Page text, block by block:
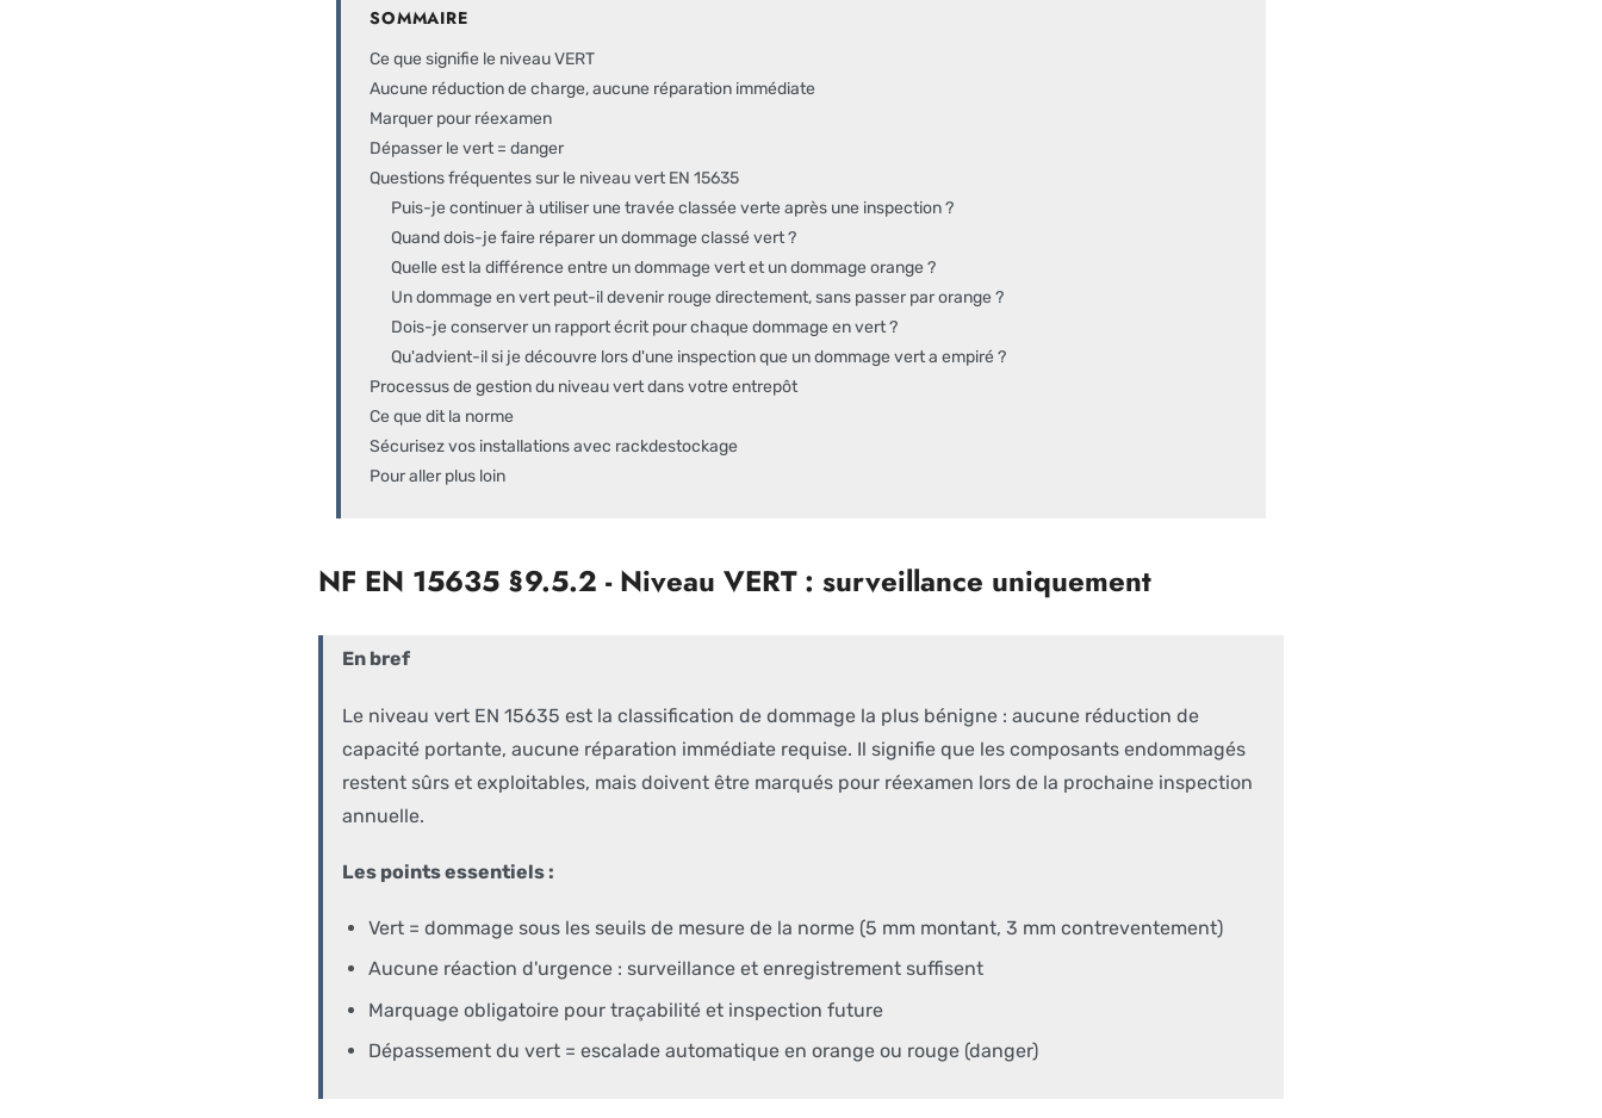
SOMMAIRE
Ce que signifie le niveau VERT
Aucune réduction de charge, aucune réparation immédiate
Marquer pour réexamen
Dépasser le vert = danger
Questions fréquentes sur le niveau vert EN 15635
Puis-je continuer à utiliser une travée classée verte après une inspection ?
Quand dois-je faire réparer un dommage classé vert ?
Quelle est la différence entre un dommage vert et un dommage orange ?
Un dommage en vert peut-il devenir rouge directement, sans passer par orange ?
Dois-je conserver un rapport écrit pour chaque dommage en vert ?
Qu'advient-il si je découvre lors d'une inspection que un dommage vert a empiré ?
Processus de gestion du niveau vert dans votre entrepôt
Ce que dit la norme
Sécurisez vos installations avec rackdestockage
Pour aller plus loin
NF EN 15635 §9.5.2 - Niveau VERT : surveillance uniquement
En bref
Le niveau vert EN 15635 est la classification de dommage la plus bénigne : aucune réduction de
capacité portante, aucune réparation immédiate requise. Il signifie que les composants endommagés
restent sûrs et exploitables, mais doivent être marqués pour réexamen lors de la prochaine inspection
annuelle.
Les points essentiels :
Vert = dommage sous les seuils de mesure de la norme (5 mm montant, 3 mm contreventement)
Aucune réaction d'urgence : surveillance et enregistrement suffisent
Marquage obligatoire pour traçabilité et inspection future
Dépassement du vert = escalade automatique en orange ou rouge (danger)